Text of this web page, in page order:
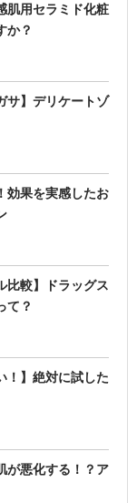
肌用セラミド化粧
か？
サ】デリケートゾ
効果を実感したお
比較】ドラッグス
て？
！】絶対に試した
が悪化する！？ア